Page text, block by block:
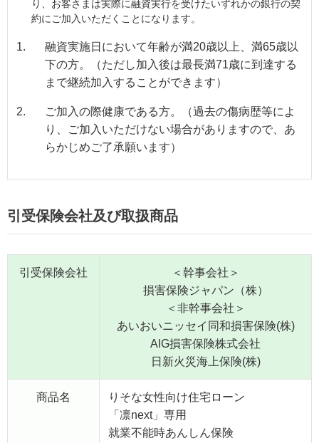
り、お客さまは実際に融資実行を受けたいずれかの銀行の契
約にご加入いただくことになります。
1.
融資実施日において年齢が満20歳以上、満65歳以
下の方。（ただし加入後は最長満71歳に到達する
まで継続加入することができます）
2.
ご加入の際健康である方。（過去の傷病歴等によ
り、ご加入いただけない場合がありますので、あ
らかじめご了承願います）
引受保険会社及び取扱商品
引受保険会社
＜幹事会社＞
損害保険ジャパン（株）
＜非幹事会社＞
あいおいニッセイ同和損害保険(株)
AIG損害保険株式会社
日新火災海上保険(株)
商品名
りそな女性向け住宅ローン
「凛next」専用
就業不能時あんしん保険